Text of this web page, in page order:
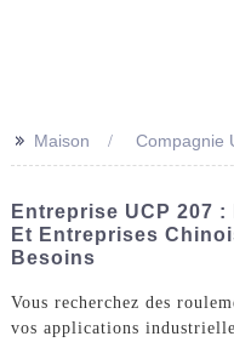
>> Maison Compagnie
Entreprise UCP 207
Et Entreprises
Besoins
Vous recherchez des
vos applications